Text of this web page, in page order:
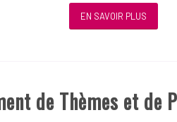
EN SAVOIR PLUS
de Thèmes et de